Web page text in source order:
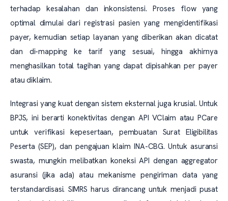
terhadap kesalahan dan inkonsistensi. Proses flow yang
optimal dimulai dari registrasi pasien yang mengidentifikasi
payer, kemudian setiap layanan yang diberikan akan dicatat
dan di-mapping ke tarif yang sesuai, hingga akhirnya
menghasilkan total tagihan yang dapat dipisahkan per payer
atau diklaim.
Integrasi yang kuat dengan sistem eksternal juga krusial. Untuk
BPJS, ini berarti konektivitas dengan API VClaim atau PCare
untuk verifikasi kepesertaan, pembuatan Surat Eligibilitas
Peserta (SEP), dan pengajuan klaim INA-CBG. Untuk asuransi
swasta, mungkin melibatkan koneksi API dengan aggregator
asuransi (jika ada) atau mekanisme pengiriman data yang
terstandardisasi. SIMRS harus dirancang untuk menjadi pusat